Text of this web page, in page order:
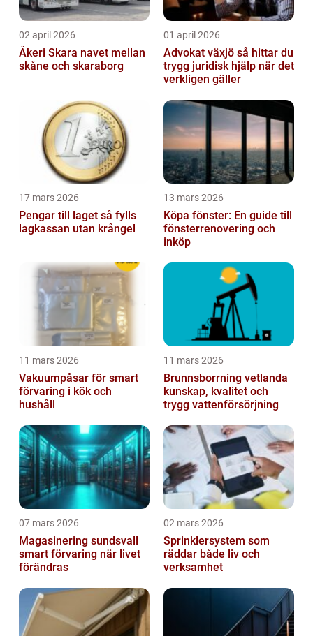
02 april 2026
Åkeri Skara navet mellan
skåne och skaraborg
01 april 2026
Advokat växjö så hittar du
trygg juridisk hjälp när det
verkligen gäller
17 mars 2026
Pengar till laget så fylls
lagkassan utan krångel
13 mars 2026
Köpa fönster: En guide till
fönsterrenovering och
inköp
11 mars 2026
Vakuumpåsar för smart
förvaring i kök och
hushåll
11 mars 2026
Brunnsborrning vetlanda
kunskap, kvalitet och
trygg vattenförsörjning
07 mars 2026
Magasinering sundsvall
smart förvaring när livet
förändras
02 mars 2026
Sprinklersystem som
räddar både liv och
verksamhet